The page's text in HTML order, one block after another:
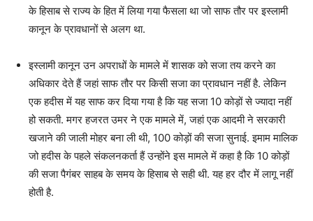
के हिसाब से राज्य के हित में लिया गया फैसला था जो साफ तौर पर इस्लामी
कानून के प्रावधानों से अलग था.
इस्लामी कानून उन अपराधों के मामले में शासक को सजा तय करने का
अधिकार देते हैं जहां साफ तौर पर किसी सजा का प्रावधान नहीं है. लेकिन
एक हदीस में यह साफ कर दिया गया है कि यह सजा 10 कोड़ों से ज्यादा नहीं
हो सकती. मगर हजरत उमर ने एक मामले में, जहां एक आदमी ने सरकारी
खजाने की जाली मोहर बना ली थी, 100 कोड़ों की सजा सुनाई. इमाम मालिक
जो हदीस के पहले संकलनकर्ता हैं उन्होंने इस मामले में कहा है कि 10 कोड़ों
की सजा पैगंबर साहब के समय के हिसाब से सही थी. यह हर दौर में लागू नहीं
होती है.